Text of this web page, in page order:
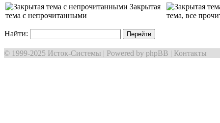
Закрытая
тема с непрочитанными
тема, все
Найти:
© 1999-2025 Исток-Системы | Powered by phpBB | Контакты